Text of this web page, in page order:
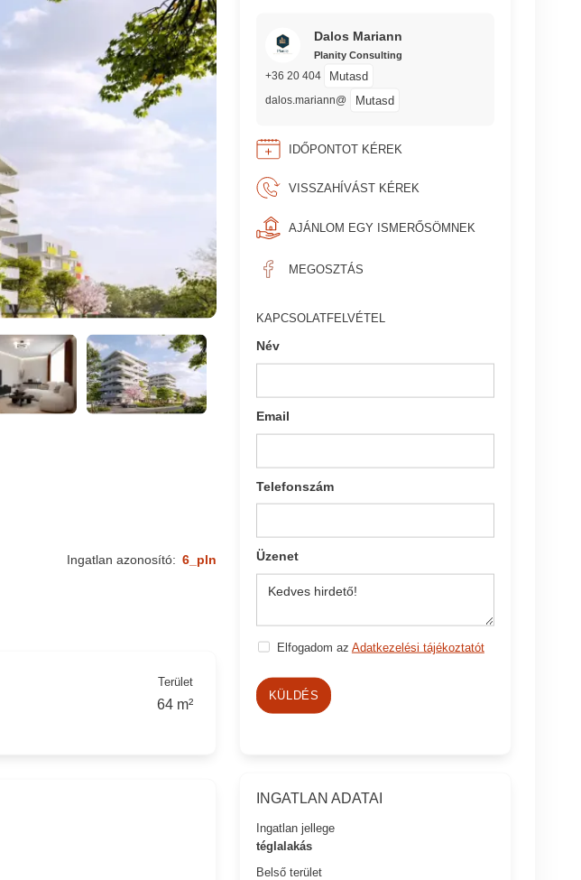
Dalos Mariann
Planity Consulting
+36 20 404 Mutasd
dalos.mariann@ Mutasd
IDŐPONTOT KÉREK
VISSZAHÍVÁST KÉREK
AJÁNLOM EGY ISMERŐSÖMNEK
MEGOSZTÁS
KAPCSOLATFELVÉTEL
Név
Email
Telefonszám
Üzenet
Elfogadom az Adatkezelési tájékoztatót
KÜLDÉS
INGATLAN ADATAI
Ingatlan jellege
téglalakás
Belső terület
Ingatlan azonosító: 6_pln
Terület
64 m²